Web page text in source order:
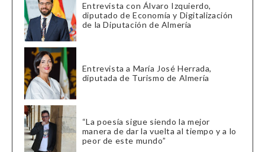
Entrevista con Álvaro Izquierdo,
diputado de Economía y Digitalización
de la Diputación de Almería
Entrevista a María José Herrada,
diputada de Turismo de Almería
“La poesía sigue siendo la mejor
manera de dar la vuelta al tiempo y a lo
peor de este mundo”